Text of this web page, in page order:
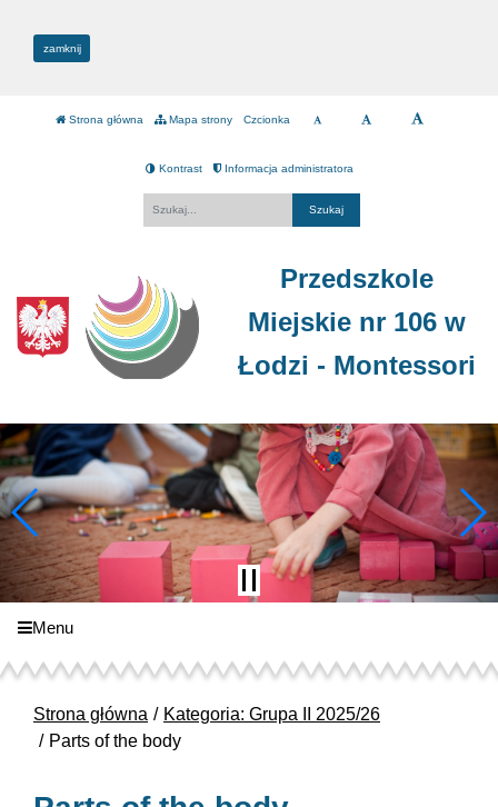
zamknij
Strona główna Mapa strony Czcionka
Kontrast Informacja administratora
Przedszkole
Miejskie nr 106 w
Łodzi - Montessori
Menu
Strona główna
Kategoria: Grupa II 2025/26
Parts of the body